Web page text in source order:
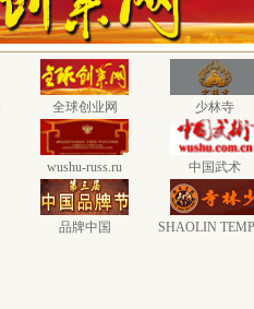
全球创业网 少林寺
wushu-russ.ru 中国武术
品牌中国 SHAOLIN